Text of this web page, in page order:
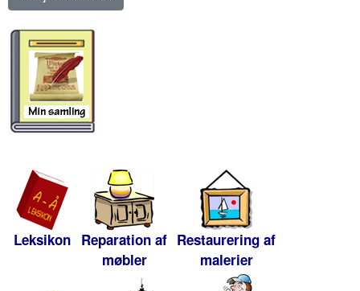
Leksikon Reparation af
møbler
Restaurering af
malerier